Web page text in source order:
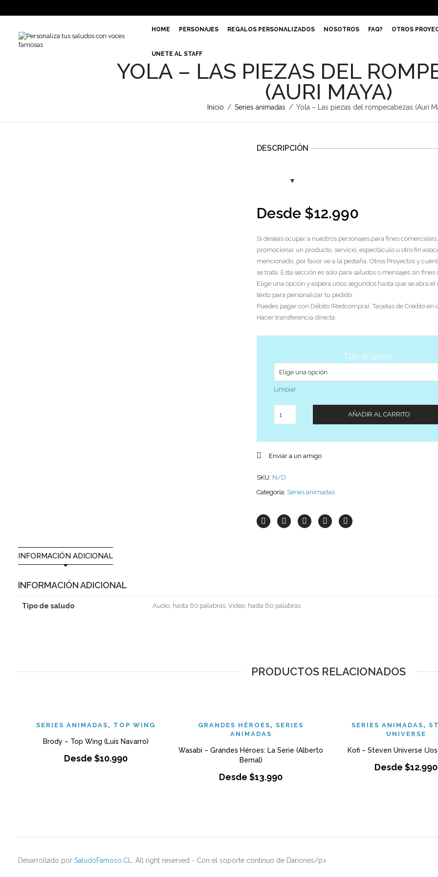
HOME PERSONAJES REGALOS PERSONALIZADOS NOSOTROS FAQ? OTROS
UNETE AL STAFF
YOLA – LAS PIEZAS DEL
(AURI MAYA)
Inicio / Series animadas / Yola – Las piezas del rompecabezas (Auri
DESCRIPCIÓN
Desde $12.990
Si deseas ocupar a nuestros personajes para fines
promocionar un producto, servicio, espectáculo u otro fin
mencionado, por favor ve a la pestaña: Otros Proyectos y
se trata. Esta sección es solo para saludos o mensajes sin fines
Elige una opción y espera unos segundos hasta que se abra el
texto para personalizar tu pedido.
Puedes pagar con Débito (Redcompra). Tarjetas de Crédito en
Hacer transferencia directa.
Tipo de saludo
Limpiar
AÑADIR AL CARRITO
Enviar a un amigo
SKU: N/D
Categoría: Series animadas
INFORMACIÓN ADICIONAL
INFORMACIÓN ADICIONAL
Tipo de saludo Audio, hasta 60 palabras, Video, hasta 60 palabras
PRODUCTOS RELACIONADOS
SERIES ANIMADAS , TOP WING
Brody – Top Wing (Luis Navarro)
Desde $10.990
GRANDES HÉROES ,SERIES
ANIMADAS
Wasabi – Grandes Héroes: La Serie (Alberto
Bernal)
Desde$13.990
SERIES ANIMADAS ,
UNIVERSE
Kofi – Steven Universe
Desde$12.990
Desarrollado por SaludoFamoso.CL . All right reserved - Con el soporte continuo de Dariones/p>